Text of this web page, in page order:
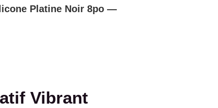
Platine Noir 8po —
Vibrant